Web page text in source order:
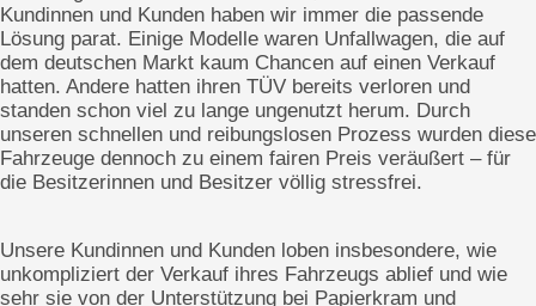
Kundinnen und Kunden haben wir immer die passende
Lösung parat. Einige Modelle waren Unfallwagen, die auf
dem deutschen Markt kaum Chancen auf einen Verkauf
hatten. Andere hatten ihren TÜV bereits verloren und
standen schon viel zu lange ungenutzt herum. Durch
unseren schnellen und reibungslosen Prozess wurden diese
Fahrzeuge dennoch zu einem fairen Preis veräußert – für
die Besitzerinnen und Besitzer völlig stressfrei.
Unsere Kundinnen und Kunden loben insbesondere, wie
unkompliziert der Verkauf ihres Fahrzeugs ablief und wie
sehr sie von der Unterstützung bei Papierkram und